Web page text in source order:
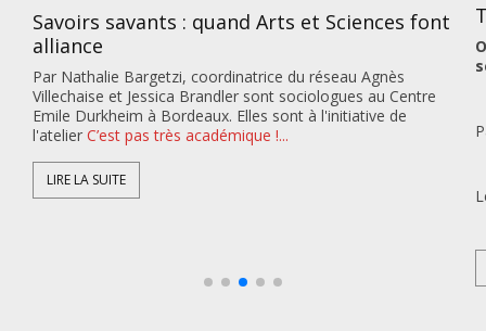
Arts et Sciences font
du réseau Agnès
sont sociologues au Centre
sont à l'initiative de
!...
Tras au Festival Double
Oui, la science est une
sciences c’est un bon duo !
Par Natacha Duviquet, déléguée
Le festival a pris place les 12 et